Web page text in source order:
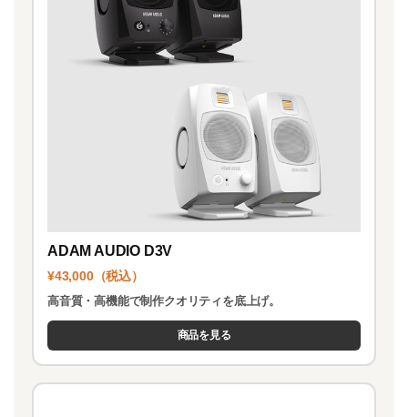
ADAM AUDIO D3V
¥43,000（税込）
高音質・高機能で制作クオリティを底上げ。
商品を見る